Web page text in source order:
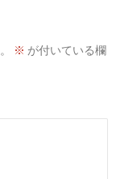
※ が付いている欄